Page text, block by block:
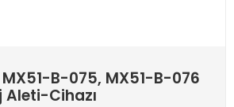
B-075, MX51-B-076
Cihazı